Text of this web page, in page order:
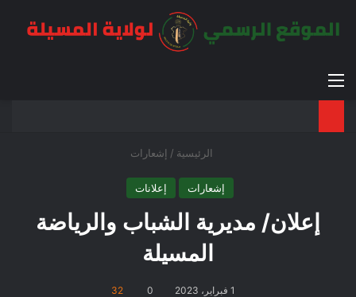
القائمة
الرئيسية / إشعارات
إشعارات إعلانات
إعلان/ مديرية الشباب والرياضة
المسيلة
1 فبراير، 2023 0
32